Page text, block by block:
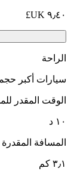
الراحة
سيارات أكبر
الوقت المقدر
١٠ د
المسافة المقدرة
٣٫١ كم